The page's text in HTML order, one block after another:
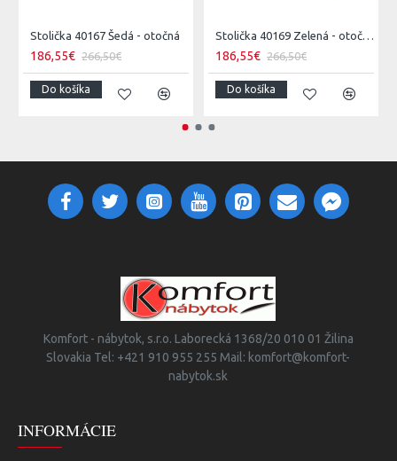
Stolička 40167 Šedá - otočná
186,55€ 266,50€
Do košíka
Stolička 40169 Zelená - otočná
186,55€ 266,50€
Do košíka
Komfort - nábytok, s.r.o. Laborecká 1368/20 010 01 Žilina
Slovakia Tel: +421 910 955 255 Mail: komfort@komfort-
nabytok.sk
INFORMÁCIE